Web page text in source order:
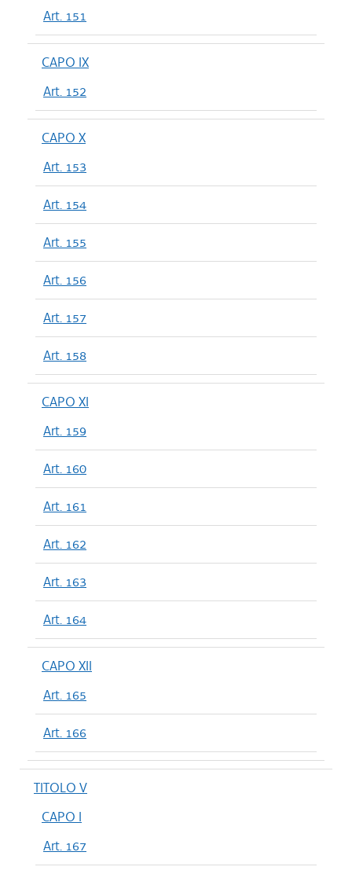
Art. 151
CAPO IX
Art. 152
CAPO X
Art. 153
Art. 154
Art. 155
Art. 156
Art. 157
Art. 158
CAPO XI
Art. 159
Art. 160
Art. 161
Art. 162
Art. 163
Art. 164
CAPO XII
Art. 165
Art. 166
TITOLO V
CAPO I
Art. 167